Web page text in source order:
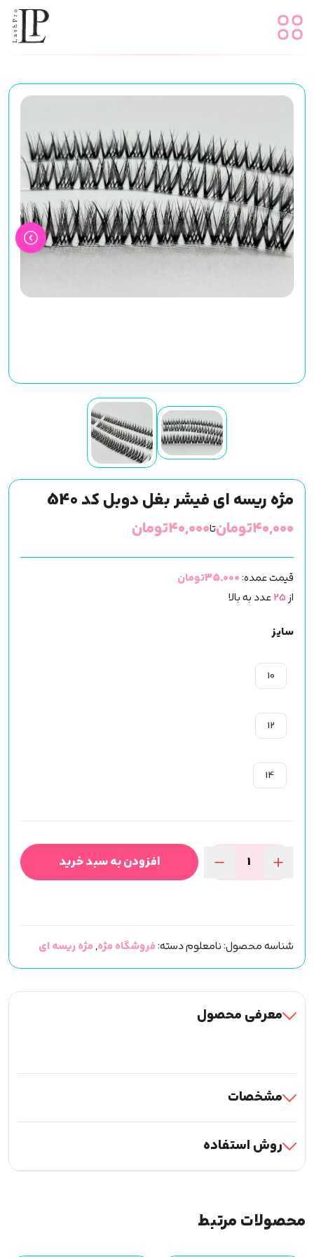
مژه ریسه ای فیشر بغل دوبل کد 540
۴۰,۰۰۰تومانتا۴۰,۰۰۰تومان
قیمت عمده:35.000تومان
از25عدد به بالا
سایز
10
12
14
فیشر
بغل
دوبل
کد
540
افزودن به سبد خرید
شناسه محصول:نامعلومدسته:فروشگاه مژه,مژه ریسه ای
معرفی محصول
مشخصات
روش استفاده
محصولات مرتبط